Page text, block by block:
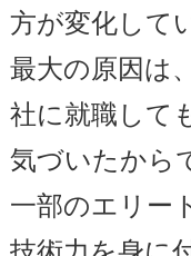
方が変化して
最大の原因は
社に就職して
気づいたから
一部のエリー